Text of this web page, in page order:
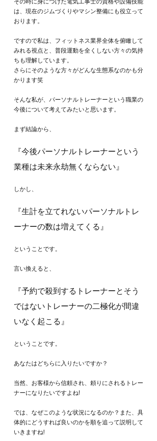
は、現在のジムづくりやマシン整備にも役立って
おります。
ですので私は、フィットネス業界全体を俯瞰して
みれる視点と、普段運動を全くしない方々の気持
ちも理解しています。
さらにそのような方々がどんな生態系なのかも分
かります笑
そんな私が、パーソナルトレーナーという職業の
今後について考えてみたいと思います。
まず結論から、
『今後パーソナルトレーナーという
業種は未来永劫無くならない』
しかし、
『生計を立てれないパーソナルトレ
ーナーの数は増えてくる』
ということです。
言い換えると、
『予約で殺到するトレーナーとそう
ではないトレーナーの二極化が間違
いなく起こる』
ということです。
あなたはどちらに入りたいですか？
当然、お客様から信頼され、頼りにされるトレー
ナーになりたいですよね!
では、なぜこのような状況になるのか？また、具
体的にどうすれば良いのかを順を追って説明して
いきますね!